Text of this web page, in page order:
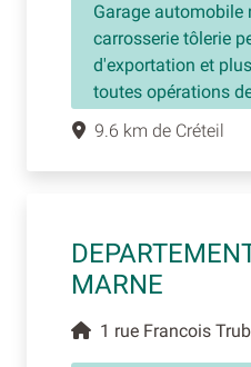
Garage automobile
carrosserie tôlerie
d'exportation et
toutes opérations
9.6 km de Créteil
MARNE
1 rue Francois